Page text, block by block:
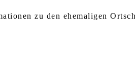
zu den ehemaligen